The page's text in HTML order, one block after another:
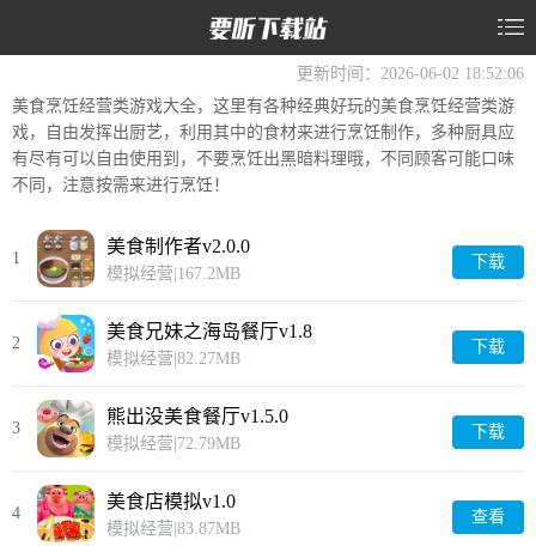
美食烹饪经营类游戏大全
更新时间：2026-06-02 18:52:06
美食烹饪经营类游戏大全，这里有各种经典好玩的美食烹饪经营类游
戏，自由发挥出厨艺，利用其中的食材来进行烹饪制作，多种厨具应
有尽有可以自由使用到，不要烹饪出黑暗料理哦，不同顾客可能口味
不同，注意按需来进行烹饪！
1
美食制作者v2.0.0
模拟经营 167.2MB
下载
2
美食兄妹之海岛餐厅v1.8
模拟经营 82.27MB
下载
3
熊出没美食餐厅v1.5.0
模拟经营 72.79MB
下载
4
美食店模拟v1.0
模拟经营 83.87MB
查看